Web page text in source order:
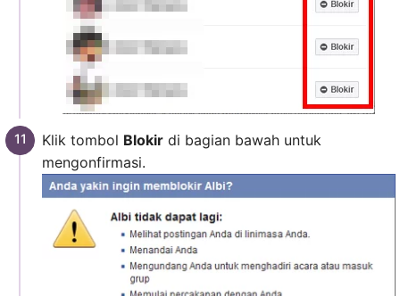
Klik tombol Blokirdi bagian bawah untuk
mengonfirmasi.